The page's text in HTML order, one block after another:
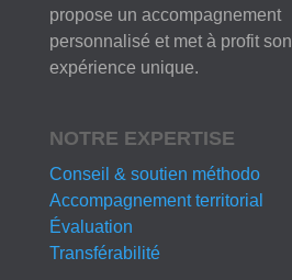
propose un accompagnement
personnalisé et met à profit son
expérience unique.
NOTRE EXPERTISE
Conseil & soutien méthodo
Accompagnement territorial
Évaluation
Transférabilité